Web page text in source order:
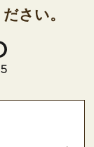
さい。